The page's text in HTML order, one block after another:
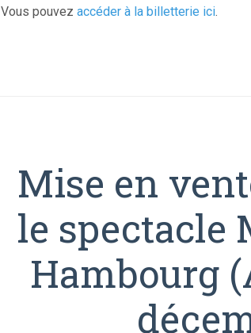
Vous pouvez accéder à la billetterie ici.
Mise en
le spectacle
Hambourg